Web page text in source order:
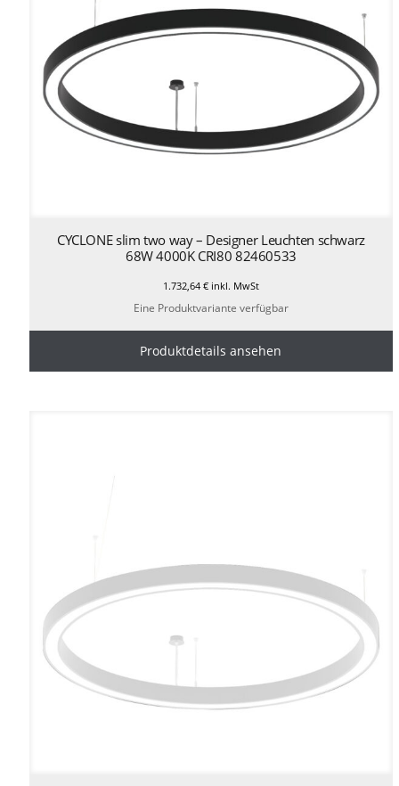
CYCLONE slim two way – Designer Leuchten schwarz
68W 4000K CRI80 82460533
1.732,64 €inkl. MwSt
Eine Produktvariante verfügbar
Produktdetails ansehen